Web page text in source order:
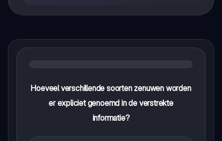
Hoeveel verschillende soorten zenuwen worden
er expliciet genoemd in de verstrekte
informatie?